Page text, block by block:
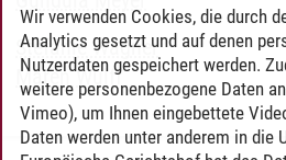
Stefanie Wagner
Maren Wulff
Wir verwenden Cookies, die durch
Analytics gesetzt und auf denen
Nutzerdaten gespeichert werden.
weitere personenbezogene Daten
Vimeo), um Ihnen eingebettete
Daten werden unter anderem in die